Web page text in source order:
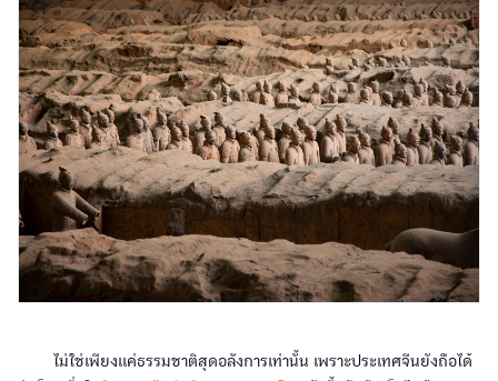
ไม่ใช่เพียงแค่ธรรมชาติสุดอลังการเท่านั้น เพราะประเทศจีนยังถือได้